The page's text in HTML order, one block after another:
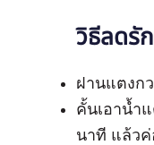
วิธีลดรั
ฝานแตงก
คั้นเอาน้ำ
นาที แล้วค่